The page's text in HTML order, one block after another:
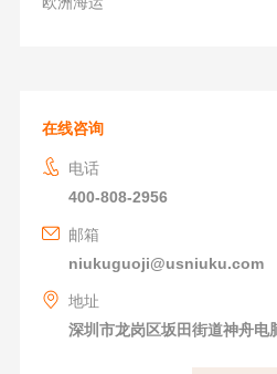
在线咨询
电话
400-808-2956
邮箱
niukuguoji@usniuku.com
地址
深圳市龙岗区坂田街道神舟电